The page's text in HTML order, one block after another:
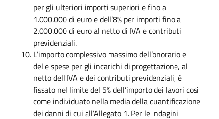
per gli ulteriori importi superiori e fino a
1.000.000 di euro e dell’8% per importi fino a
2.000.000 di euro al netto di IVA e contributi
previdenziali.
L’importo complessivo massimo dell’onorario e
delle spese per gli incarichi di progettazione, al
netto dell’IVA e dei contributi previdenziali, è
fissato nel limite del 5% dell’importo dei lavori così
come individuato nella media della quantificazione
dei danni di cui all’Allegato 1. Per le indagini